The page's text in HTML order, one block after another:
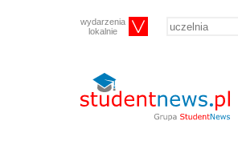
wydarzenia
lokalnie